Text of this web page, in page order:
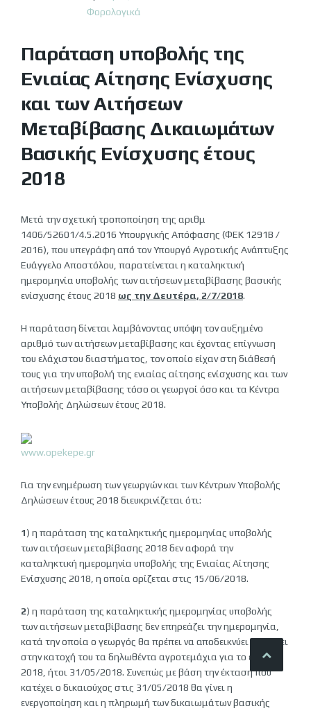
Φορολογικά
Παράταση υποβολής της
Ενιαίας Αίτησης Ενίσχυσης
και των Αιτήσεων
Μεταβίβασης Δικαιωμάτων
Βασικής Ενίσχυσης έτους
2018
Μετά την σχετική τροποποίηση της αριθμ
1406/52601/4.5.2016 Υπουργικής Απόφασης (ΦΕΚ 1291Β /
2016), που υπεγράφη από τον Υπουργό Αγροτικής Ανάπτυξης
Ευάγγελο Αποστόλου, παρατείνεται η καταληκτική
ημερομηνία υποβολής των αιτήσεων μεταβίβασης βασικής
ενίσχυσης έτους 2018 ως την Δευτέρα, 2/7/2018.
Η παράταση δίνεται λαμβάνοντας υπόψη τον αυξημένο
αριθμό των αιτήσεων μεταβίβασης και έχοντας επίγνωση
του ελάχιστου διαστήματος, τον οποίο είχαν στη διάθεσή
τους για την υποβολή της ενιαίας αίτησης ενίσχυσης και των
αιτήσεων μεταβίβασης τόσο οι γεωργοί όσο και τα Κέντρα
Υποβολής Δηλώσεων έτους 2018.
www.opekepe.gr
Για την ενημέρωση των γεωργών και των Κέντρων Υποβολής
Δηλώσεων έτους 2018 διευκρινίζεται ότι:
1) η παράταση της καταληκτικής ημερομηνίας υποβολής
των αιτήσεων μεταβίβασης 2018 δεν αφορά την
καταληκτική ημερομηνία υποβολής της Ενιαίας Αίτησης
Ενίσχυσης 2018, η οποία ορίζεται στις 15/06/2018.
2) η παράταση της καταληκτικής ημερομηνίας υποβολής
των αιτήσεων μεταβίβασης δεν επηρεάζει την ημερομηνία,
κατά την οποία ο γεωργός θα πρέπει να αποδεικνύει πως έχει
στην κατοχή του τα δηλωθέντα αγροτεμάχια για το έτος
2018, ήτοι 31/05/2018. Συνεπώς με βάση την έκταση που
κατέχει ο δικαιούχος στις 31/05/2018 θα γίνει η
ενεργοποίηση και η πληρωμή των δικαιωμάτων βασικής